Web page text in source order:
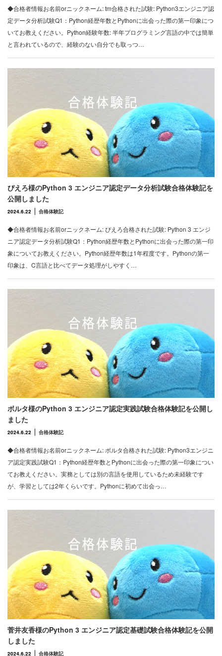
◆合格者情報お名前orニックネーム: tm合格された試験: Python3エンジニア認
定データ分析試験Q1：Python経歴年数とPythonに出会った際の第一印象につ
いてお教えください。Python経験年数: 半年プログラミング言語の中では簡単
と言われているので、経験のない自分でも取っつ…
ぴえろ様のPython 3 エンジニア認定データ分析試験合格体験記を
公開しました
2024.6.22 合格体験記
◆合格者情報お名前orニックネーム: ぴえろ合格された試験: Python 3 エンジ
ニア認定データ分析試験Q1：Python経歴年数とPythonに出会った際の第一印
象についてお教えください。Python経歴年数は1年程度です。Pythonの第一
印象は、C言語と比べてデータ処理がしやすく…
ボルタ様のPython 3 エンジニア認定実践試験合格体験記を公開し
ました
2024.6.22 合格体験記
◆合格者情報お名前orニックネーム: ボルタ合格された試験: Python3エンジニ
ア認定実践試験Q1：Python経歴年数とPythonに出会った際の第一印象につい
てお教えください。実務としては別の言語を使用しているため未経験です
が、学習としては2年くらいです。Pythonに初めて出会っ…
菅井友香様のPython 3 エンジニア認定基礎試験合格体験記を公開
しました
2024.6.22 合格体験記